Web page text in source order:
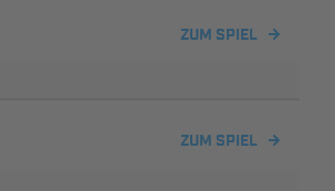
ZUM SPIEL
ZUM SPIEL